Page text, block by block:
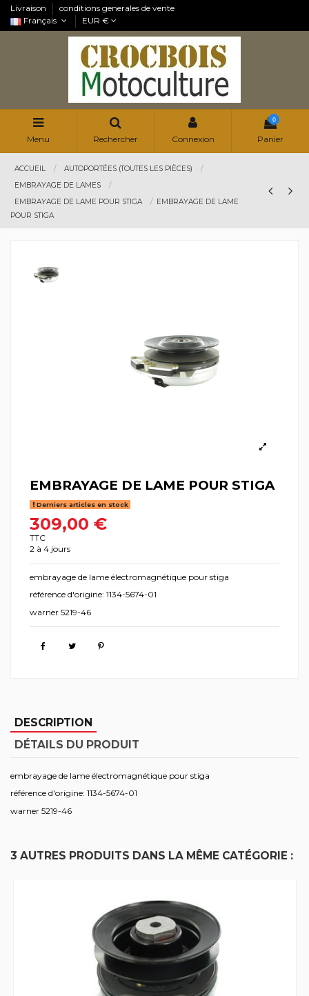
Livraison
conditions generales de vente
Français
EUR €
Menu Rechercher Connexion
0
Panier
ACCUEIL
AUTOPORTÉES (TOUTES LES PIÈCES)
EMBRAYAGE DE LAMES
EMBRAYAGE DE LAME POUR STIGA
EMBRAYAGE DE LAME
POUR STIGA
EMBRAYAGE DE LAME POUR STIGA
Derniers articles en stock
309,00 €
TTC
2 à 4 jours
embrayage de lame électromagnétique pour stiga
référence d'origine: 1134-5674-01
warner 5219-46
DESCRIPTION
DÉTAILS DU PRODUIT
embrayage de lame électromagnétique pour stiga
référence d'origine: 1134-5674-01
warner 5219-46
3 AUTRES PRODUITS DANS LA MÊME CATÉGORIE :